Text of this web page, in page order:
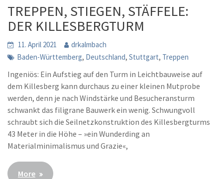
TREPPEN, STIEGEN, STÄFFELE:
DER KILLESBERGTURM
11. April 2021
drkalmbach
Baden-Württemberg, Deutschland,Stuttgart, Treppen
Ingeniös: Ein Aufstieg auf den Turm in Leichtbauweise auf
dem Killesberg kann durchaus zu einer kleinen Mutprobe
werden, denn je nach Windstärke und Besucheransturm
schwankt das filigrane Bauwerk ein wenig. Schwungvoll
schraubt sich die Seilnetzkonstruktion des Killesbergturms
43 Meter in die Höhe – »ein Wunderding an
Materialminimalismus und Grazie«,
More